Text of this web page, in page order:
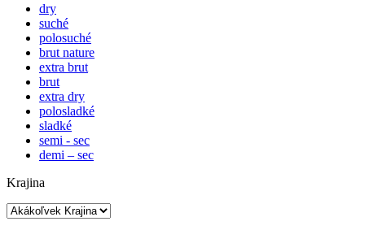
dry
suché
polosuché
brut nature
extra brut
brut
extra dry
polosladké
sladké
semi - sec
demi – sec
Krajina